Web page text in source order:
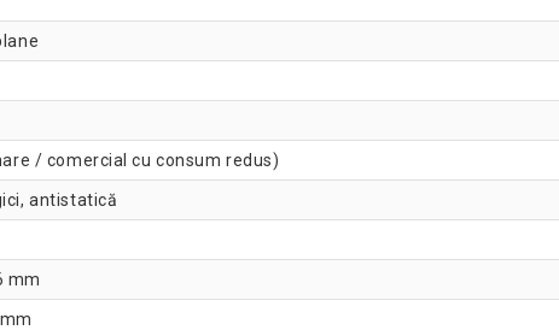
/ comercial cu consum redus)
antistatică
mm